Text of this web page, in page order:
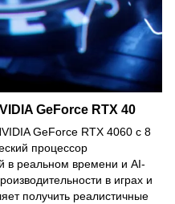
GeForce RTX 40
GeForce RTX 4060 с 8
процессор
в реальном времени и AI-
в играх и
получить реалистичные